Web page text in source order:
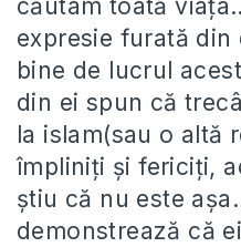
căutam toată
expresie furată din
bine de lucrul
din ei spun că
la islam(sau o altă
împliniţi şi fericiţi,
ştiu că nu este
demonstrează că